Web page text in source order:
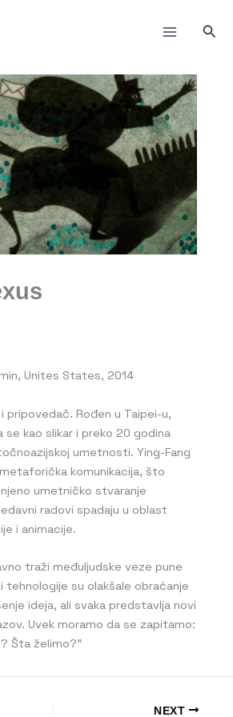
Unites States, 2014
pripovedač. Rođen u Taipei-u,
se kao slikar i preko 20 godina
umetnosti. Ying-Fang
komunikacija, što
umetničko stvaranje
radovi spadaju u oblast
i animacije.
traži međuljudske veze pune
tehnologije su olakšale obraćanje
ideja, ali svaka predstavlja novi
Uvek moramo da se zapitamo:
Šta želimo?”
NEXT